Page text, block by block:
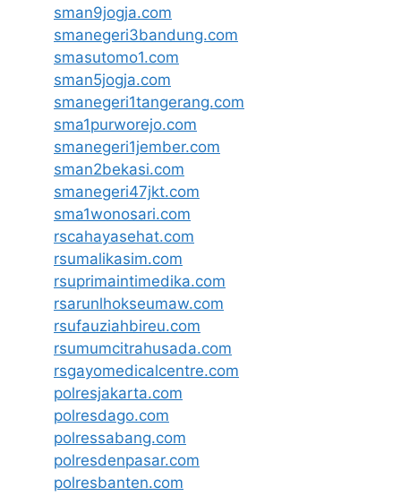
sman9jogja.com
smanegeri3bandung.com
smasutomo1.com
sman5jogja.com
smanegeri1tangerang.com
sma1purworejo.com
smanegeri1jember.com
sman2bekasi.com
smanegeri47jkt.com
sma1wonosari.com
rscahayasehat.com
rsumalikasim.com
rsuprimaintimedika.com
rsarunlhokseumaw.com
rsufauziahbireu.com
rsumumcitrahusada.com
rsgayomedicalcentre.com
polresjakarta.com
polresdago.com
polressabang.com
polresdenpasar.com
polresbanten.com